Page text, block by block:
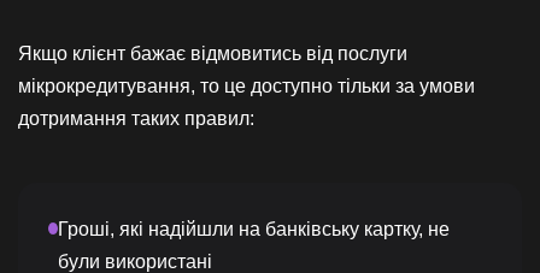
Якщо клієнт бажає відмовитись від послуги
мікрокредитування, то це доступно тільки за умови
дотримання таких правил:
Гроші, які надійшли на банківську картку, не
були використані